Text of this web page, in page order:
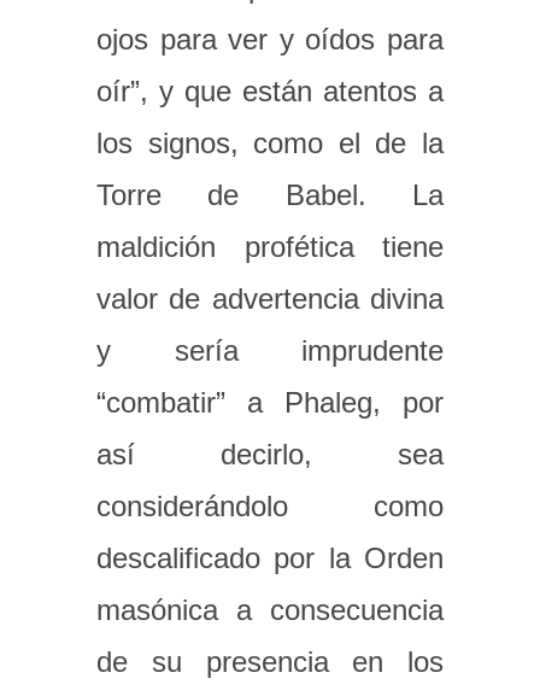
ojos para ver y oídos para
oír”, y que están atentos a
los signos, como el de la
Torre de Babel. La
maldición profética tiene
valor de advertencia divina
y sería imprudente
“combatir” a Phaleg, por
así decirlo, sea
considerándolo como
descalificado por la Orden
masónica a consecuencia
de su presencia en los